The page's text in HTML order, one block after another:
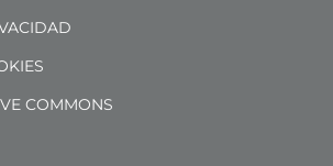
COMMONS